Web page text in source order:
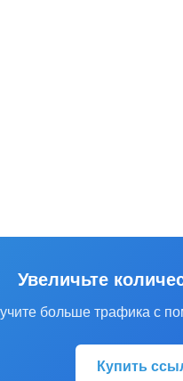
Увеличьте
больше трафика с
Купить